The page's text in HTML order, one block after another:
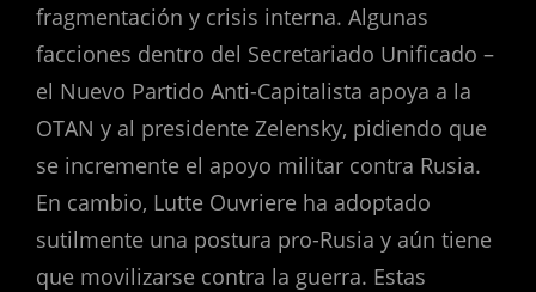
fragmentación y crisis interna. Algunas
facciones dentro del Secretariado Unificado –
el Nuevo Partido Anti-Capitalista apoya a la
OTAN y al presidente Zelensky, pidiendo que
se incremente el apoyo militar contra Rusia.
En cambio, Lutte Ouvriere ha adoptado
sutilmente una postura pro-Rusia y aún tiene
que movilizarse contra la guerra. Estas